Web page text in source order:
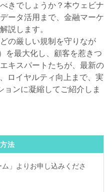
きでしょうか？本ウェビナ
ータ活用まで、金融マーケ
説します。
の厳しい規制を守りなが
を最大化し、顧客を惹きつ
キスパートたちが、最新の
ロイヤルティ向上まで、実
ンに凝縮してご紹介しま
法
」よりお申し込みくださ